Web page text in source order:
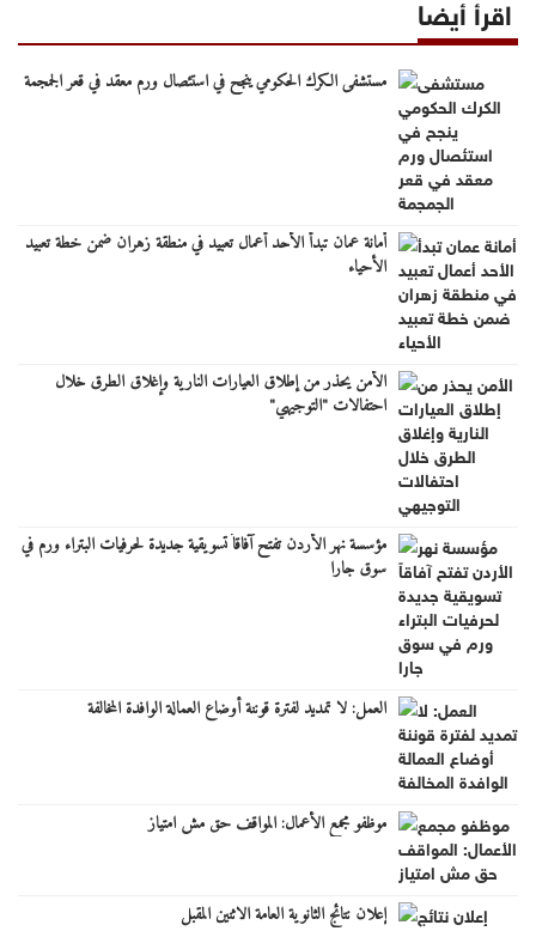
اقرأ أيضا
مستشفى الكرك الحكومي ينجح في استئصال ورم معقد في قعر الجمجمة
أمانة عمان تبدأ الأحد أعمال تعبيد في منطقة زهران ضمن خطة تعبيد
الأحياء
الأمن يحذر من إطلاق العيارات النارية وإغلاق الطرق خلال
احتفالات "التوجيهي"
مؤسسة نهر الأردن تفتح آفاقاً تسويقية جديدة لحرفيات البتراء ورم في
سوق جارا
العمل: لا تمديد لفترة قوننة أوضاع العمالة الوافدة المخالفة
موظفو مجمع الأعمال: المواقف حق مش امتياز
إعلان نتائج الثانوية العامة الاثنين المقبل